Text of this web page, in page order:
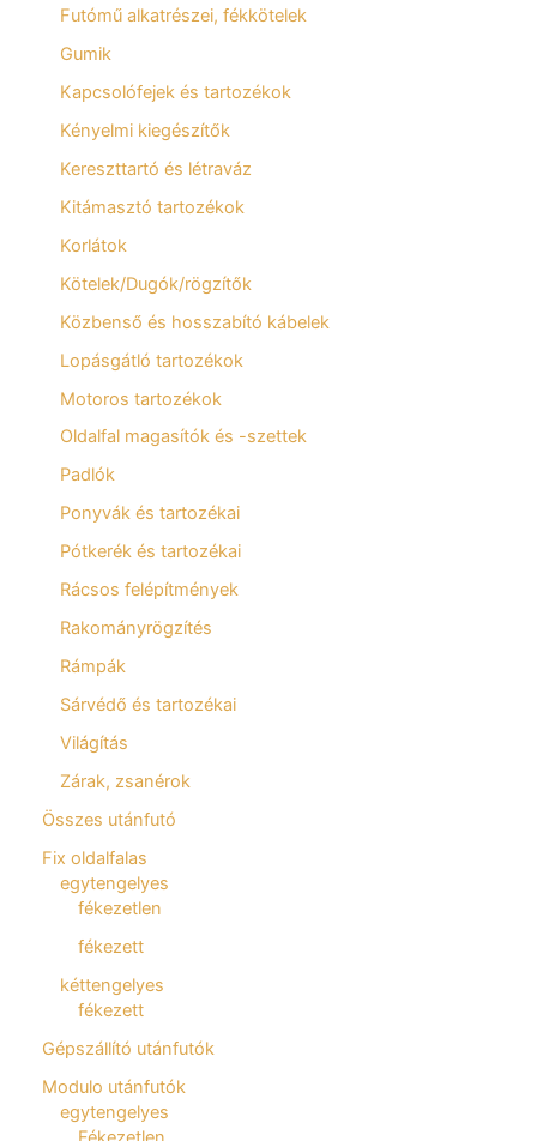
Futómű alkatrészei, fékkötelek
Gumik
Kapcsolófejek és tartozékok
Kényelmi kiegészítők
Kereszttartó és létraváz
Kitámasztó tartozékok
Korlátok
Kötelek/Dugók/rögzítők
Közbenső és hosszabító kábelek
Lopásgátló tartozékok
Motoros tartozékok
Oldalfal magasítók és -szettek
Padlók
Ponyvák és tartozékai
Pótkerék és tartozékai
Rácsos felépítmények
Rakományrögzítés
Rámpák
Sárvédő és tartozékai
Világítás
Zárak, zsanérok
Összes utánfutó
Fix oldalfalas
egytengelyes
fékezetlen
fékezett
kéttengelyes
fékezett
Gépszállító utánfutók
Modulo utánfutók
egytengelyes